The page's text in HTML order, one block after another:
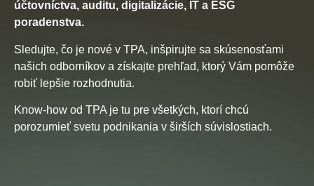
SK
EN DE
účtovníctva, auditu, digitalizácie, IT a ESG
poradenstva.
Sledujte, čo je nové v TPA, inšpirujte sa skúsenosťami
našich odborníkov a získajte prehľad, ktorý Vám pomôže
robiť lepšie rozhodnutia.
Know-how od TPA je tu pre všetkých, ktorí chcú
porozumieť svetu podnikania v širších súvislostiach.